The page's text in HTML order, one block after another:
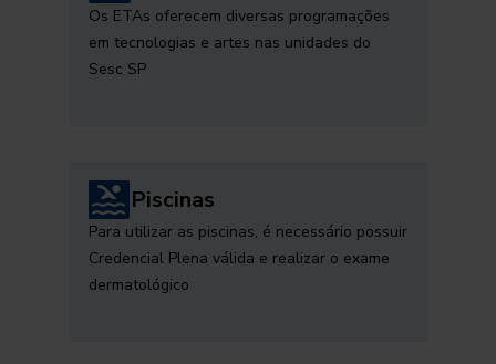
Os ETAs oferecem diversas programações
em tecnologias e artes nas unidades do
Sesc SP
Piscinas
Para utilizar as piscinas, é necessário possuir
Credencial Plena válida e realizar o exame
dermatológico